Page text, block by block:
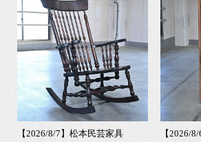
【2026/8/7】松本民芸家具
【2026/